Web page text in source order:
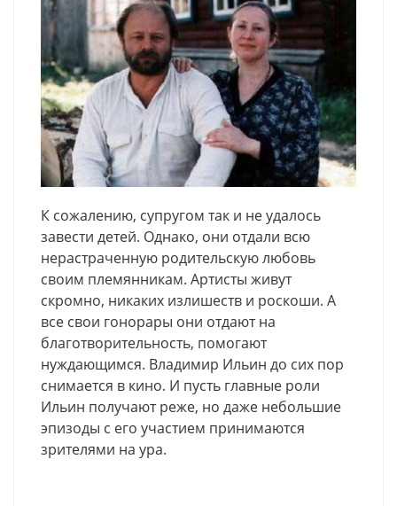
К сожалению, супругом так и не удалось
завести детей. Однако, они отдали всю
нерастраченную родительскую любовь
своим племянникам. Артисты живут
скромно, никаких излишеств и роскоши. А
все свои гонорары они отдают на
благотворительность, помогают
нуждающимся. Владимир Ильин до сих пор
снимается в кино. И пусть главные роли
Ильин получают реже, но даже небольшие
эпизоды с его участием принимаются
зрителями на ура.